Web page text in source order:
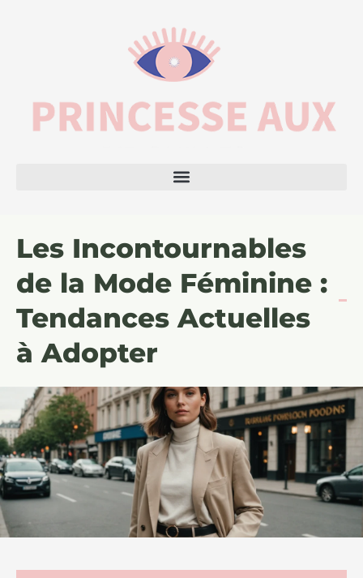
Les Incontournables
de la Mode Féminine :
Tendances Actuelles
à Adopter